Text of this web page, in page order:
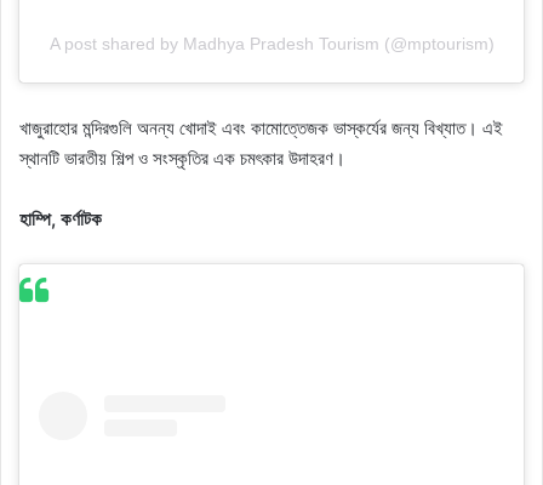
A post shared by Madhya Pradesh Tourism (@mptourism)
খাজুরাহোর মন্দিরগুলি অনন্য খোদাই এবং কামোত্তেজক ভাস্কর্যের জন্য বিখ্যাত। এই
স্থানটি ভারতীয় শিল্প ও সংস্কৃতির এক চমৎকার উদাহরণ।
হাম্পি, কর্ণাটক